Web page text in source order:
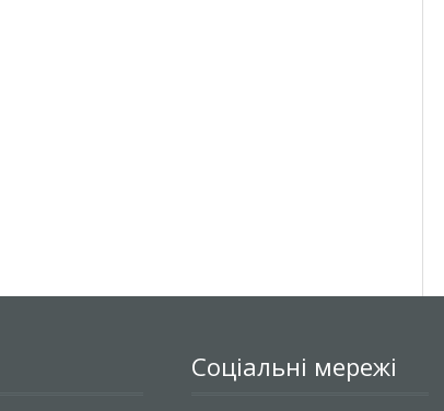
Соціальні мережі